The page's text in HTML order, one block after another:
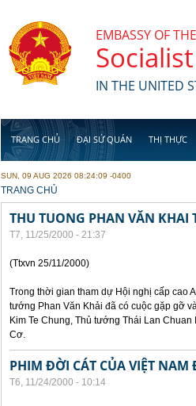
EMBASSY OF THE
IN THE UNITED
TRANG CHỦ ĐẠI SỨ QUÁN THỊ THỰC
SUN, 09 AUG 2026 08:24:09 -0400
YOU ARE HERE
TRANG CHỦ
THU TUONG PHAN VĂN KHAI
T7, 11/25/2000 - 21:37
(Ttxvn 25/11/2000)
Trong thời gian tham dự Hội nghị cấp cao
tướng Phan Văn Khải đã có cuộc gặp gỡ
Kim Te Chung, Thủ tướng Thái Lan
Cơ.
PHIM ĐỜI CÁT CỦA VIỆT
T6, 11/24/2000 - 10:14